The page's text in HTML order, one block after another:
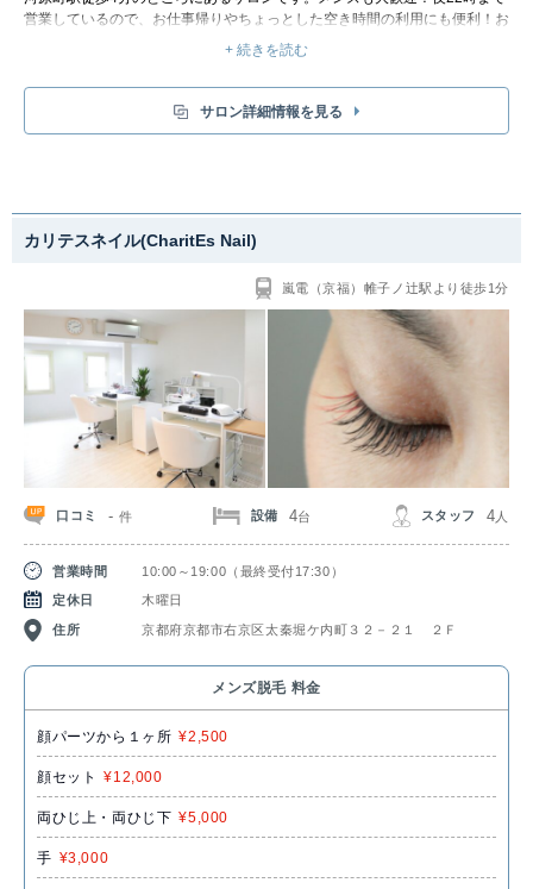
営業しているので、お仕事帰りやちょっとした空き時間の利用にも便利！お
脱毛以外にも、痩身メニューも人気です。関西初プロ専用マシンで美脚特化
のセルフエステ! 最強痩身マシンで速攻効果を実感。脂肪を分解するハイパ
ーナイフと凸凹脂肪をなくす筋膜リリースマシンがあて放題!小顔効果,二の
+ 続きを読む
サロン詳細情報を見る
カリテスネイル(CharitEs Nail)
嵐電（京福）帷子ノ辻駅より徒歩1分
口コミ -件 設備 4台 スタッフ 4 人
営業時間
10:00～19:00（最終受付17:30）
定休日
木曜日
住所 京都府京都市右京区太秦堀ケ内町３２－２１ ２Ｆ
メンズ脱毛 料金
顔パーツから１ヶ所 ¥2,500
顔セット ¥12,000
両ひじ上・両ひじ下 ¥5,000
手 ¥3,000
滋賀県 京都府 大阪府 兵庫県
山口県 徳島県
高知県
九州・沖縄
福岡県 佐賀県 長崎県 熊本県
宮崎県 鹿児島県 沖縄県